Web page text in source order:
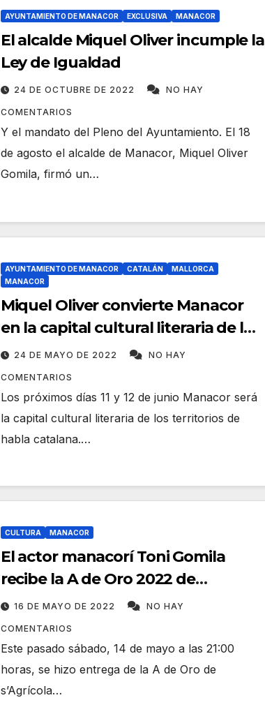
AYUNTAMIENTO DE MANACOR EXCLUSIVA MANACOR
El alcalde Miquel Oliver incumple la
Ley de Igualdad
24 DE OCTUBRE DE 2022 NO HAY
COMENTARIOS
Y el mandato del Pleno del Ayuntamiento. El 18
de agosto el alcalde de Manacor, Miquel Oliver
Gomila, firmó un…
AYUNTAMIENTO DE MANACOR CATALÁN
MALLORCA
MANACOR
Miquel Oliver convierte Manacor
en la capital cultural literaria de los
«Països Catalans»
24 DE MAYO DE 2022 NO HAY
COMENTARIOS
Los próximos días 11 y 12 de junio Manacor será
la capital cultural literaria de los territorios de
habla catalana.…
CULTURA MANACOR
El actor manacorí Toni Gomila
recibe la A de Oro 2022 de
s’Agrícola
16 DE MAYO DE 2022 NO HAY
COMENTARIOS
Este pasado sábado, 14 de mayo a las 21:00
horas, se hizo entrega de la A de Oro de
s’Agrícola…